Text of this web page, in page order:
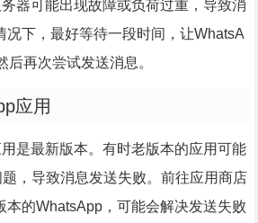
器可能出现故障或负荷过重，导致消
况下，最好等待一段时间，让WhatsA
再次尝试发送消息。
应用
是最新版本。有时老版本的应用可能
，导致消息发送失败。前往应用商店
本的WhatsApp，可能会解决发送失败